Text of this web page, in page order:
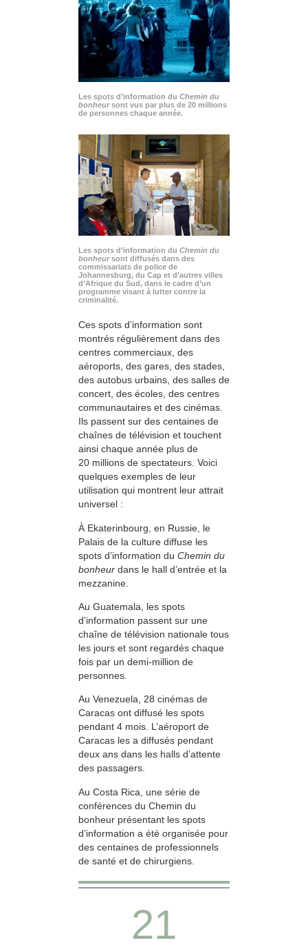
Les spots d’information du Chemin du
bonheursont vus par plus de 20 millions
de personnes chaque année.
Les spots d’information du Chemin du
bonheursont diffusés dans des
commissariats de police de
Johannesburg, du Cap et d’autres villes
d’Afrique du Sud, dans le cadre d’un
programme visant à lutter contre la
criminalité.
Ces spots d’information sont
montrés régulièrement dans des
centres commerciaux, des
aéroports, des gares, des stades,
des autobus urbains, des salles de
concert, des écoles, des centres
communautaires et des cinémas.
Ils passent sur des centaines de
chaînes de télévision et touchent
ainsi chaque année plus de
20 millions de spectateurs. Voici
quelques exemples de leur
utilisation qui montrent leur attrait
universel :
À Ekaterinbourg, en Russie, le
Palais de la culture diffuse les
spots d’information du Chemin du
bonheur dans le hall d’entrée et la
mezzanine.
Au Guatemala, les spots
d’information passent sur une
chaîne de télévision nationale tous
les jours et sont regardés chaque
fois par un demi-million de
personnes.
Au Venezuela, 28 cinémas de
Caracas ont diffusé les spots
pendant 4 mois. L’aéroport de
Caracas les a diffusés pendant
deux ans dans les halls d’attente
des passagers.
Au Costa Rica, une série de
conférences du Chemin du
bonheur présentant les spots
d’information a été organisée pour
des centaines de professionnels
de santé et de chirurgiens.
21